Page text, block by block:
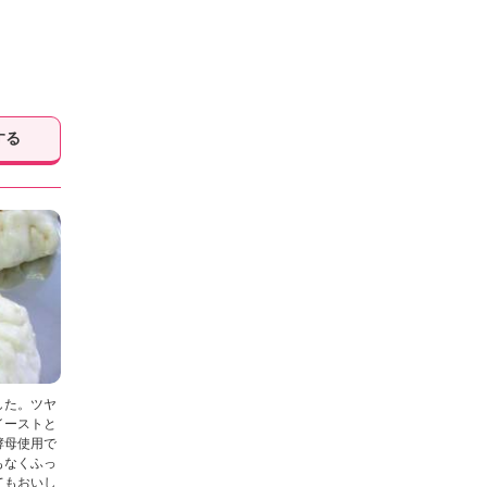
る
た。ツヤ
ストと
母使用で
なくふっ
もおいし